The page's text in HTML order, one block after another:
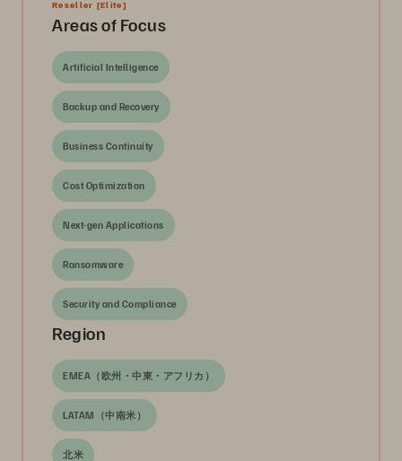
Reseller [Elite]
Areas of Focus
Artificial Intelligence
Backup and Recovery
Business Continuity
Cost Optimization
Next-gen Applications
Ransomware
Security and Compliance
Region
EMEA（欧州・中東・アフリカ）
LATAM（中南米）
北米